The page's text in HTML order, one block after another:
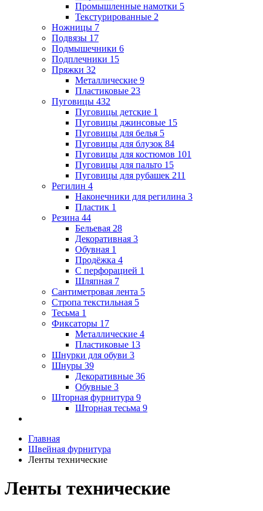
Промышленные намотки 5
Текстурированные 2
Ножницы 7
Подвязы 17
Подмышечники 6
Подплечники 15
Пряжки 32
Металлические 9
Пластиковые 23
Пуговицы 432
Пуговицы детские 1
Пуговицы джинсовые 15
Пуговицы для белья 5
Пуговицы для блузок 84
Пуговицы для костюмов 101
Пуговицы для пальто 15
Пуговицы для рубашек 211
Регилин 4
Наконечники для регилина 3
Пластик 1
Резина 44
Бельевая 28
Декоративная 3
Обувная 1
Продёжка 4
С перфорацией 1
Шляпная 7
Сантиметровая лента 5
Стропа текстильная 5
Тесьма 1
Фиксаторы 17
Металлические 4
Пластиковые 13
Шнурки для обуви 3
Шнуры 39
Декоративные 36
Обувные 3
Шторная фурнитура 9
Шторная тесьма 9
Главная
Швейная фурнитура
Ленты технические
Ленты технические